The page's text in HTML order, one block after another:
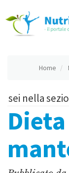
Home
sei nella